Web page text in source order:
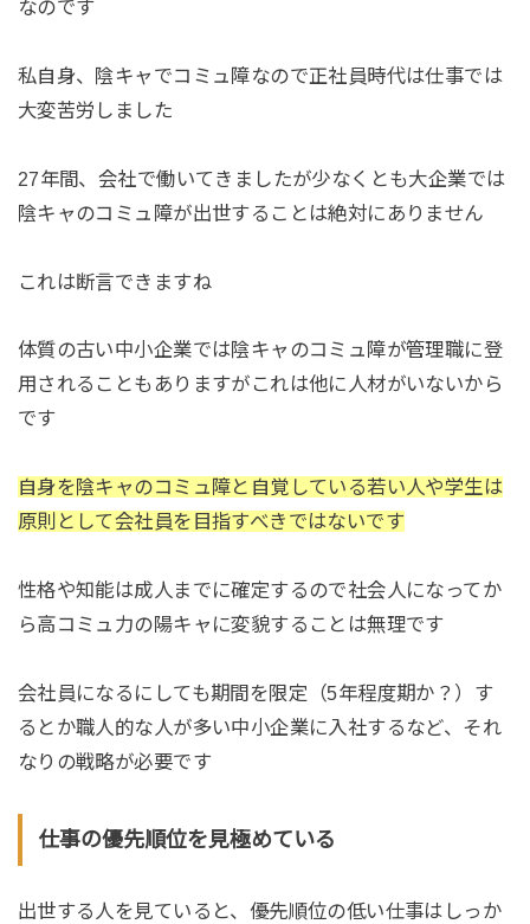
なのです
私自身、陰キャでコミュ障なので正社員時代は仕事では
大変苦労しました
27年間、会社で働いてきましたが少なくとも大企業では
陰キャのコミュ障が出世することは絶対にありません
これは断言できますね
体質の古い中小企業では陰キャのコミュ障が管理職に登
用されることもありますがこれは他に人材がいないから
です
自身を陰キャのコミュ障と自覚している若い人や学生は
原則として会社員を目指すべきではないです
性格や知能は成人までに確定するので社会人になってか
ら高コミュ力の陽キャに変貌することは無理です
会社員になるにしても期間を限定（5年程度期か？）す
るとか職人的な人が多い中小企業に入社するなど、それ
なりの戦略が必要です
仕事の優先順位を見極めている
出世する人を見ていると、優先順位の低い仕事はしっか